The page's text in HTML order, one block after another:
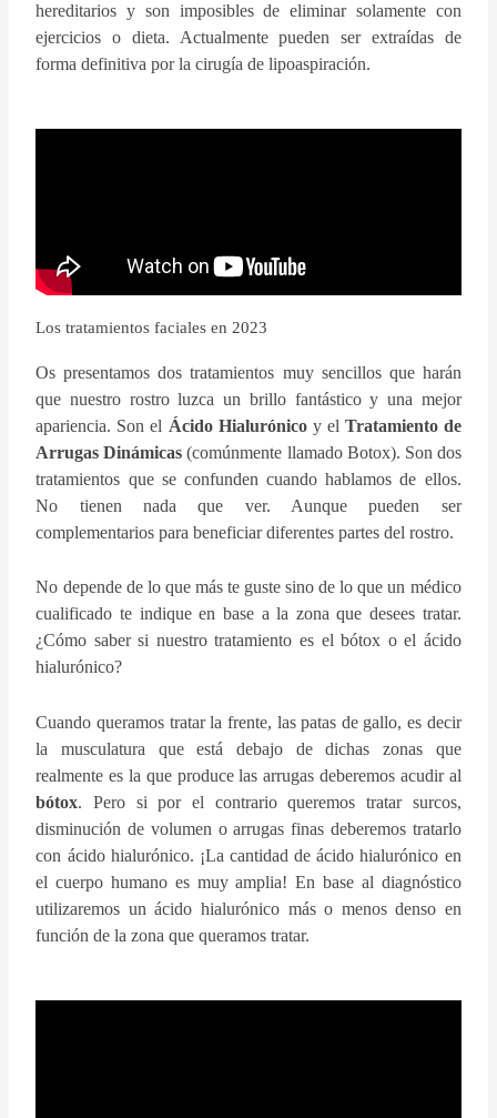
hereditarios y son imposibles de eliminar solamente con
ejercicios o dieta. Actualmente pueden ser extraídas de
forma definitiva por la cirugía de lipoaspiración.
Los tratamientos faciales en 2023
Os presentamos dos tratamientos muy sencillos que harán
que nuestro rostro luzca un brillo fantástico y una mejor
apariencia. Son el Ácido Hialurónicoy el Tratamiento de
Arrugas Dinámicas(comúnmente llamado Botox). Son dos
tratamientos que se confunden cuando hablamos de ellos.
No tienen nada que ver. Aunque pueden ser
complementarios para beneficiar diferentes partes del rostro.
No depende de lo que más te guste sino de lo que un médico
cualificado te indique en base a la zona que desees tratar.
¿Cómo saber si nuestro tratamiento es el bótox o el ácido
hialurónico?
Cuando queramos tratar la frente, las patas de gallo, es decir
la musculatura que está debajo de dichas zonas que
realmente es la que produce las arrugas deberemos acudir al
bótox. Pero si por el contrario queremos tratar surcos,
disminución de volumen o arrugas finas deberemos tratarlo
con ácido hialurónico. ¡La cantidad de ácido hialurónico en
el cuerpo humano es muy amplia! En base al diagnóstico
utilizaremos un ácido hialurónico más o menos denso en
función de la zona que queramos tratar.